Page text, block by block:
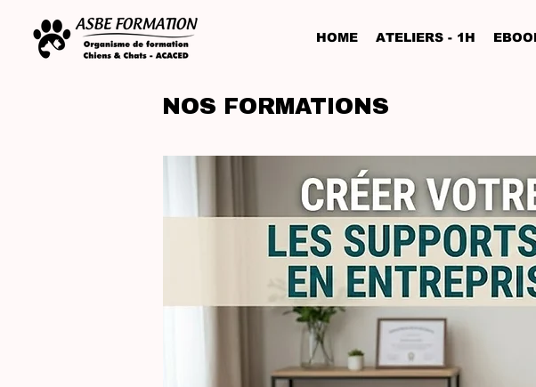
HOME ATELIERS - 1H
NOS FORMATIONS